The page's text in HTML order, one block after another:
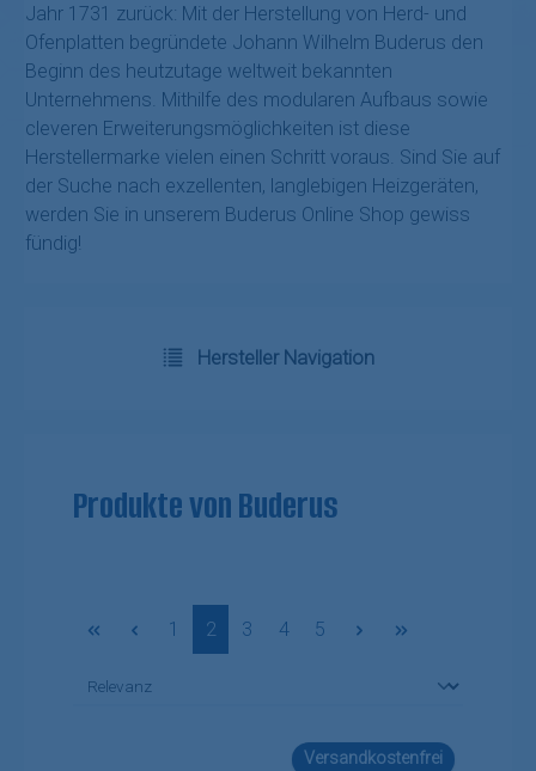
Jahr 1731 zurück: Mit der Herstellung von Herd- und
Ofenplatten begründete Johann Wilhelm Buderus den
Beginn des heutzutage weltweit bekannten
Unternehmens. Mithilfe des modularen Aufbaus sowie
cleveren Erweiterungsmöglichkeiten ist diese
Herstellermarke vielen einen Schritt voraus. Sind Sie auf
der Suche nach exzellenten, langlebigen Heizgeräten,
werden Sie in unserem Buderus Online Shop gewiss
fündig!
Hersteller Navigation
Produkte von Buderus
Seite
1 Seite
2 Seite
3 Seite
4 Seite
5
Versandkostenfrei